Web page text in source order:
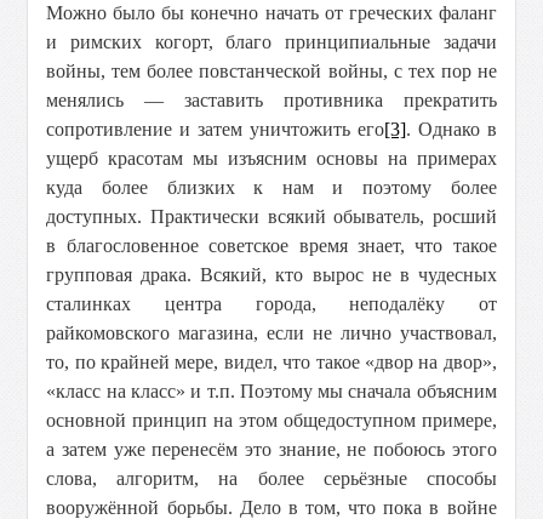
Можно было бы конечно начать от греческих фаланг
и римских когорт, благо принципиальные задачи
войны, тем более повстанческой войны, с тех пор не
менялись — заставить противника прекратить
сопротивление и затем уничтожить его[3]. Однако в
ущерб красотам мы изъясним основы на примерах
куда более близких к нам и поэтому более
доступных. Практически всякий обыватель, росший
в благословенное советское время знает, что такое
групповая драка. Всякий, кто вырос не в чудесных
сталинках центра города, неподалёку от
райкомовского магазина, если не лично участвовал,
то, по крайней мере, видел, что такое «двор на двор»,
«класс на класс» и т.п. Поэтому мы сначала объясним
основной принцип на этом общедоступном примере,
а затем уже перенесём это знание, не побоюсь этого
слова, алгоритм, на более серьёзные способы
вооружённой борьбы. Дело в том, что пока в войне